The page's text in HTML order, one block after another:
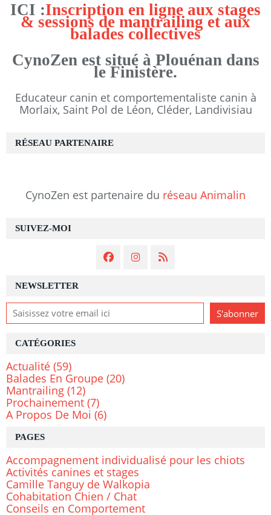
NEWSLETTER
SUIVEZ-MOI
PAGES
Accompagnement individualisé pour les chiots
Activités canines et stages
Camille Tanguy de Walkopia
Cohabitation Chien / Chat
Conseils en Comportement
CATÉGORIES
Actualité (59)
Balades En Groupe (20)
Mantrailing (12)
Prochainement (7)
A Propos De Moi (6)
ICI :Inscription en ligne aux stages
& sessions de mantrailing et aux
balades collectives
CynoZen est situé à Plouénan dans
le Finistère.
Educateur canin et comportementaliste canin à
Morlaix, Saint Pol de Léon, Cléder, Landivisiau
RÉSEAU PARTENAIRE
CynoZen est partenaire du réseau Animalin